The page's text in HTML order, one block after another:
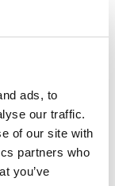
ads, to
our traffic.
of our site with
partners who
you’ve